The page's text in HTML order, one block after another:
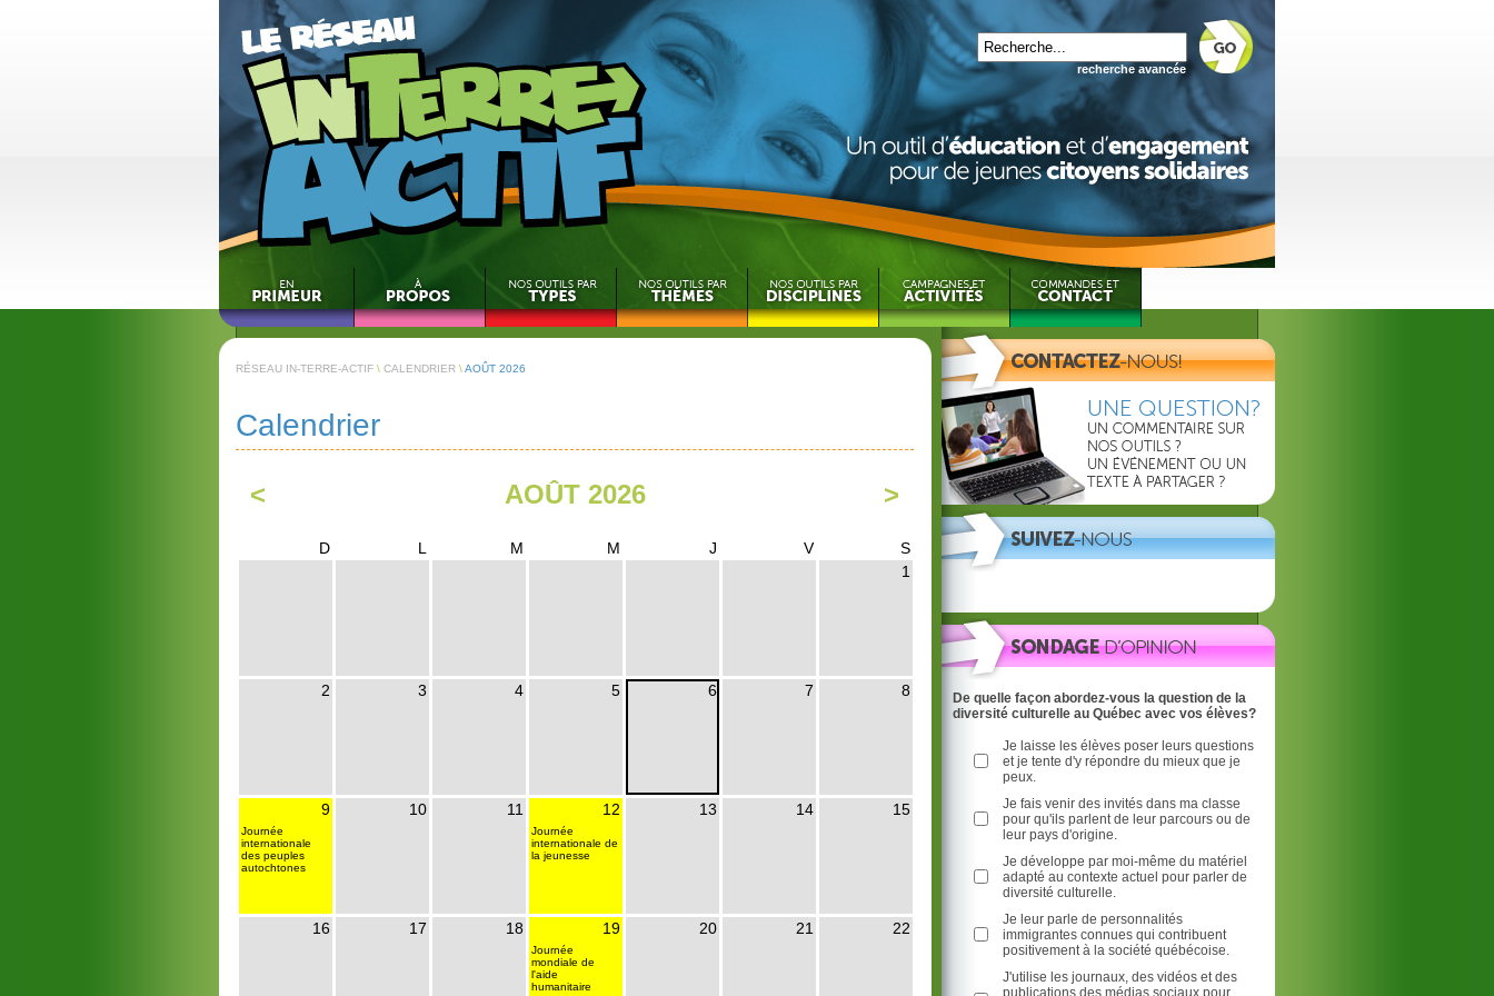
recherche avancée
RÉSEAU IN-TERRE-ACTIF \ CALENDRIER \AOÛT 2026
Calendrier
< AOÛT 2026 >
D L M M J V
S
1
2 3 4 5 6 7 8
9
Journée
internationale
des peuples
autochtones
10 11 12
Journée
internationale de
la jeunesse
13 14 15
16 17 18 19
Journée
mondiale de
l'aide
humanitaire
20 21 22
De quelle façon abordez-vous la question de la
diversité culturelle au Québec avec vos élèves?
Je laisse les élèves poser leurs questions
et je tente d'y répondre du mieux que je
peux.
Je fais venir des invités dans ma classe
pour qu'ils parlent de leur parcours ou de
leur pays d'origine.
Je développe par moi-même du matériel
adapté au contexte actuel pour parler de
diversité culturelle.
Je leur parle de personnalités
immigrantes connues qui contribuent
positivement à la société québécoise.
J'utilise les journaux, des vidéos et des
publications des médias sociaux pour